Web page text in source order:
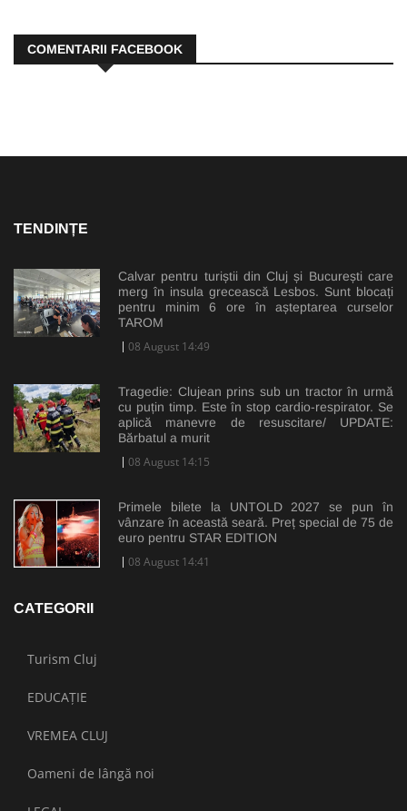
COMENTARII FACEBOOK
TENDINȚE
Calvar pentru turiștii din Cluj și București care
merg în insula grecească Lesbos. Sunt blocați
pentru minim 6 ore în așteptarea curselor
TAROM
08 August 14:49
Tragedie: Clujean prins sub un tractor în urmă
cu puțin timp. Este în stop cardio-respirator. Se
aplică manevre de resuscitare/ UPDATE:
Bărbatul a murit
08 August 14:15
Primele bilete la UNTOLD 2027 se pun în
vânzare în această seară. Preț special de 75 de
euro pentru STAR EDITION
08 August 14:41
CATEGORII
Turism Cluj
EDUCAȚIE
VREMEA CLUJ
Oameni de lângă noi